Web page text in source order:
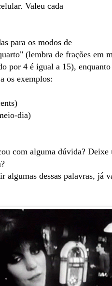
Valeu cada
para os modos de
(lembra de frações em
por 4 é igual a 15),
os exemplos:
dia)
com alguma dúvida?
dessas palavras, já